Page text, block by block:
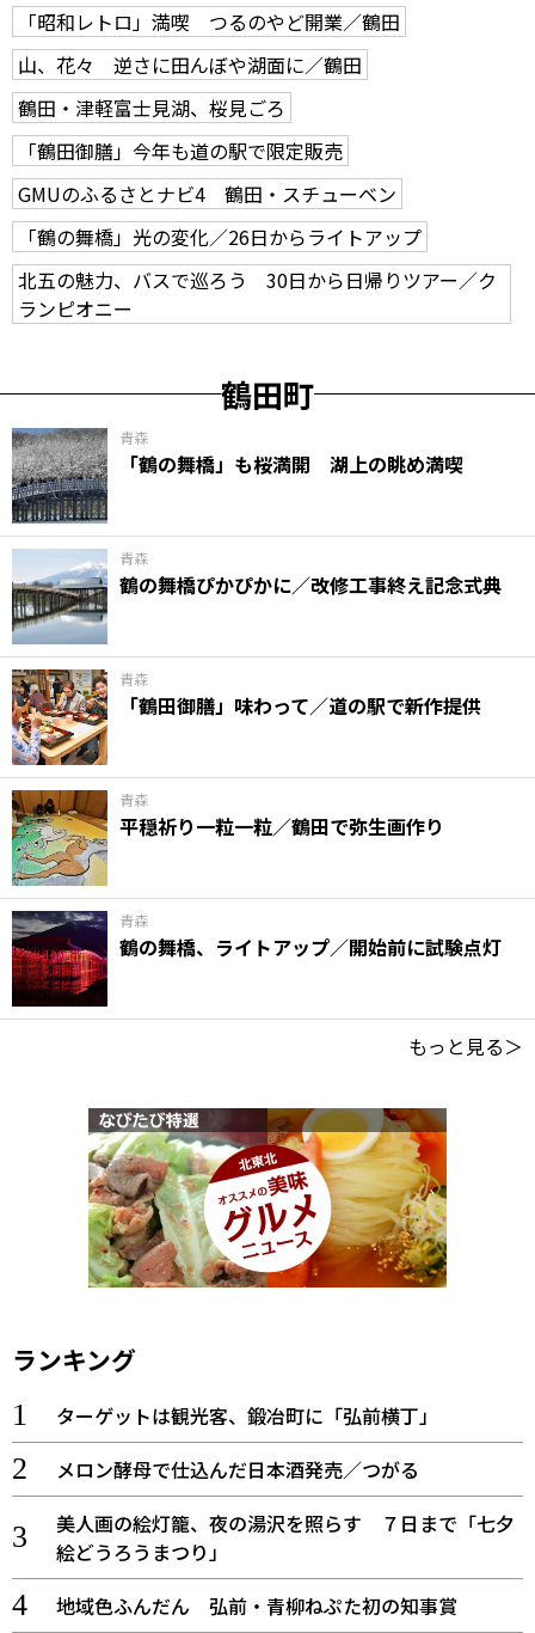
「昭和レトロ」満喫 つるのやど開業／鶴田
山、花々 逆さに田んぼや湖面に／鶴田
鶴田・津軽富士見湖、桜見ごろ
「鶴田御膳」今年も道の駅で限定販売
GMUのふるさとナビ4 鶴田・スチューベン
「鶴の舞橋」光の変化／26日からライトアップ
北五の魅力、バスで巡ろう 30日から日帰りツアー／ク
ランピオニー
鶴田町
青森
「鶴の舞橋」も桜満開 湖上の眺め満喫
青森
鶴の舞橋ぴかぴかに／改修工事終え記念式典
青森
「鶴田御膳」味わって／道の駅で新作提供
青森
平穏祈り一粒一粒／鶴田で弥生画作り
青森
鶴の舞橋、ライトアップ／開始前に試験点灯
もっと見る＞
ランキング
ターゲットは観光客、鍛冶町に「弘前横丁」
メロン酵母で仕込んだ日本酒発売／つがる
美人画の絵灯籠、夜の湯沢を照らす ７日まで「七夕
絵どうろうまつり」
地域色ふんだん 弘前・青柳ねぷた初の知事賞